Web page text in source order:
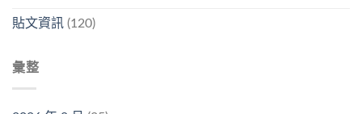
貼文資訊 (120)
彙整